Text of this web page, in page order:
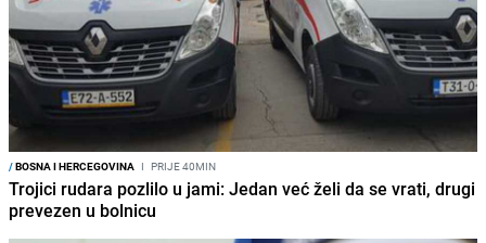
/BOSNA I HERCEGOVINA I PRIJE 40MIN
Trojici rudara pozlilo u jami: Jedan već želi da se vrati, drugi
prevezen u bolnicu